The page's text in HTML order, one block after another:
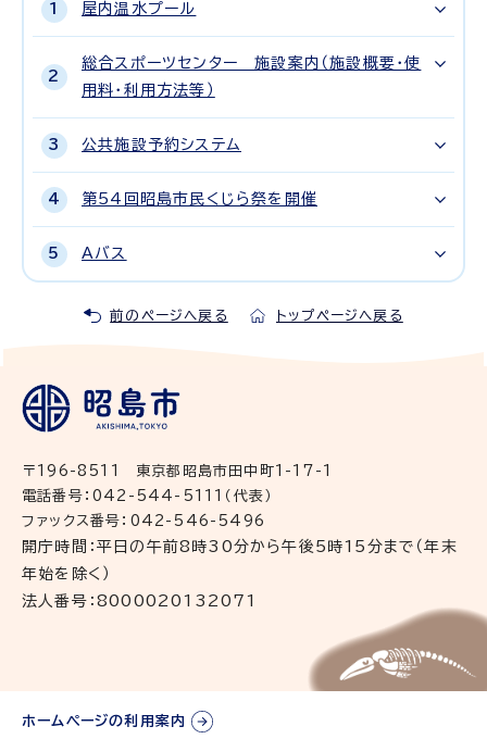
屋内温水プール
総合スポーツセンター 施設案内（施設概要・使
用料・利用方法等）
公共施設予約システム
第54回昭島市民くじら祭を開催
Aバス
前のページへ戻る トップページへ戻る
〒196-8511 東京都昭島市田中町1-17-1
電話番号：042-544-5111（代表）
ファックス番号：042-546-5496
開庁時間：平日の午前8時30分から午後5時15分まで（年末
年始を除く）
法人番号：8000020132071
ホームページの利用案内